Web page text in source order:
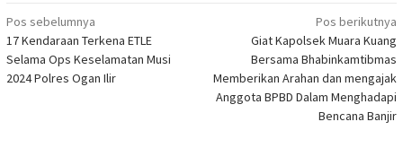
Navigasi
pos
Pos sebelumnya
17 Kendaraan Terkena ETLE
Selama Ops Keselamatan Musi
2024 Polres Ogan Ilir
Pos berikutnya
Giat Kapolsek Muara Kuang
Bersama Bhabinkamtibmas
Memberikan Arahan dan mengajak
Anggota BPBD Dalam Menghadapi
Bencana Banjir